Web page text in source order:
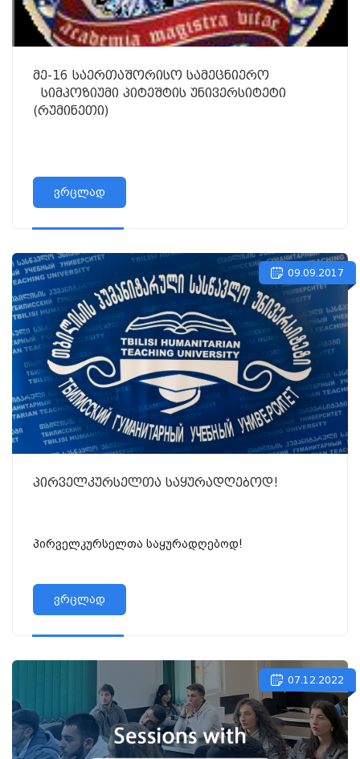
მე-16 საერთაშორისო სამეცნიერო
სიმპოზიუმი პიტეშტის უნივერსიტეტი
(რუმინეთი)
ვრცლად
09.09.2017
პირველკურსელთა საყურადღებოდ!
პირველკურსელთა საყურადღებოდ!
ვრცლად
07.12.2022